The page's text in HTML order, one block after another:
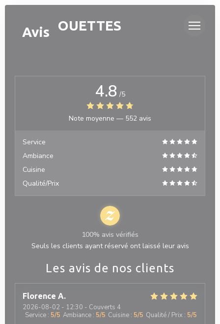
Personnalisation de vos choix en matière de cookies
OH ! MOUETTES
Avis
Les avis de nos clients
Florence A
2026-08-02 - 12:30 - Couverts 4
Service : 5/5 Ambiance : 5/5 Cuisine : 5/5 Qualité / Prix : 5/5
4.8 /5
Note moyenne — 552 avis
Service
Ambiance
Cuisine
Qualité/Prix
100% avis vérifiés
Seuls les clients ayant réservé ont laissé leur avis